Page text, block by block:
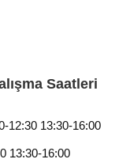
Saatleri
12:30 13:30-16:00
13:30-16:00